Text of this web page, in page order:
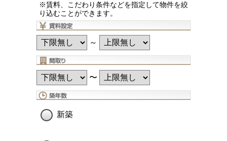
※賃料、こだわり条件などを指定して物件を絞
り込むことができます。
～
〜
新築